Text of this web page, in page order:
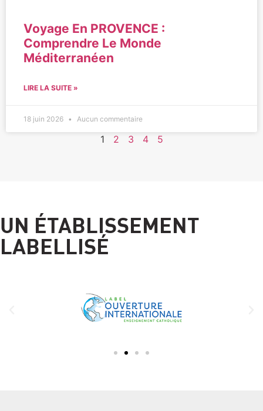
Voyage En PROVENCE :
Comprendre Le Monde
Méditerranéen
LIRE LA SUITE »
18 juin 2026 Aucun commentaire
1 2 3 4 5
UN ÉTABLISSEMENT
LABELLISÉ